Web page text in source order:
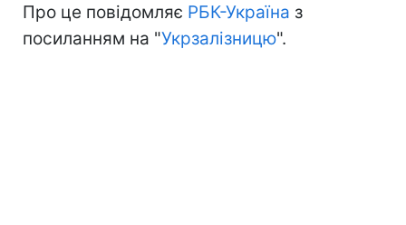
Про це повідомляє РБК-Україна з
посиланням на "Укрзалізницю".